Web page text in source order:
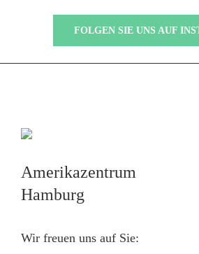
FOLGEN SIE UNS AUF
Amerikazentrum
Hamburg
Wir freuen uns auf Sie: